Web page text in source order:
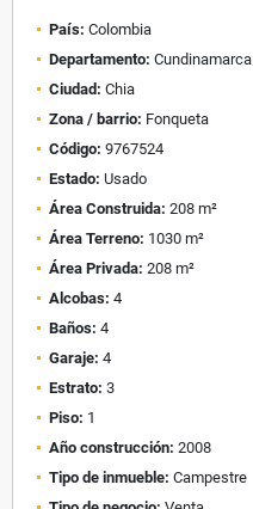
País: Colombia
Departamento: Cundinamarca
Ciudad: Chia
Zona / barrio: Fonqueta
Código: 9767524
Estado: Usado
Área Construida: 208 m²
Área Terreno: 1030 m²
Área Privada: 208 m²
Alcobas: 4
Baños: 4
Garaje: 4
Estrato: 3
Piso: 1
Año construcción: 2008
Tipo de inmueble: Campestre